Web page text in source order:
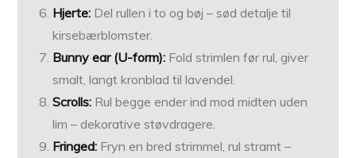
Hjerte: Del rullen i to og bøj – sød detalje til
kirsebærblomster.
Bunny ear (U-form): Fold strimlen før rul, giver
smalt, langt kronblad til lavendel.
Scrolls: Rul begge ender ind mod midten uden
lim – dekorative støvdragere.
Fringed: Fryn en bred strimmel, rul stramt –